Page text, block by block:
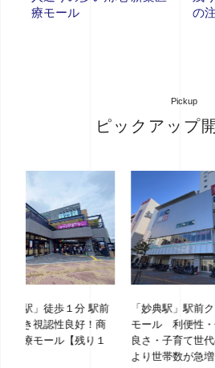
療モール
の
Pickup
ピックアップ
「妙典駅」駅前クリニック
モール 利便性・住環境の
良さ・子育て世代の流入に
より世帯数が急増！
「
市
ク
か！